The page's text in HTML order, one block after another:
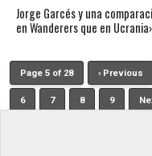
Jorge Garcés y una
en Wanderers que en
Page 5 of 28 ‹ Previous
6 7 8 9